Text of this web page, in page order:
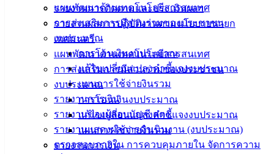
แผนพัฒนาด้านเทคโนโลยีสารสนเทศ
การส่งเสริมการมีส่วนร่วมของประชาชน
งบประมาณ
การโอนเงินงบประมาณ
แก้ไขเปลี่ยนแปลงคำชี้แจงงบประมาณ
แผนการใช้จ่ายงินรวม
รายงานการเงิน
รายงานของผู้สอบบัญชี สตง.
รายงานแสดงผลการดำเนินงาน (งบประมาณ)
ตรวจสอบภายใน การควบคุมภายใน จัดการความ
รายงานการติดตามและประเมินผลฯ
รายงานผลการปฏิบัติงานตามนโยบายนายก
เทศมนตรี
แผนพัฒนาด้านเทคโนโลยีสารสนเทศ
การส่งเสริมการมีส่วนร่วมของประชาชน
งบประมาณ
การโอนเงินงบประมาณ
แก้ไขเปลี่ยนแปลงคำชี้แจงงบประมาณ
แผนการใช้จ่ายงินรวม
รายงานการเงิน
สำนักงาน
เทศบาลเมือง
อ่างศิลา 90/338
ม.3 ต.เสม็ด
อ.เมือง จ.ชลบุรี